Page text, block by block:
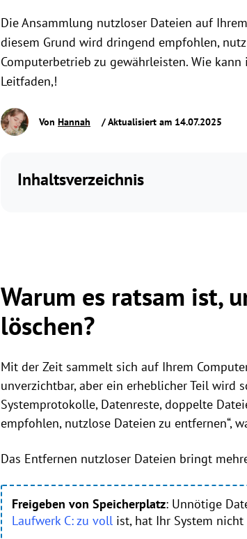
Die Ansammlung nutzloser Dateien auf
diesem Grund wird dringend empfohlen,
Computerbetrieb zu gewährleisten. Wie
Leitfaden,!
Von Hannah / Aktualisiert am 14.07.2025
Inhaltsverzeichnis
Warum es ratsam ist,
löschen?
Mit der Zeit sammelt sich auf Ihrem
unverzichtbar, aber ein erheblicher Teil wird
Systemprotokolle, Datenreste, doppelte
empfohlen, nutzlose Dateien zu entfernen“,
Das Entfernen nutzloser Dateien bringt
Freigeben von Speicherplatz: Unnötige
Laufwerk C: zu voll ist, hat Ihr System